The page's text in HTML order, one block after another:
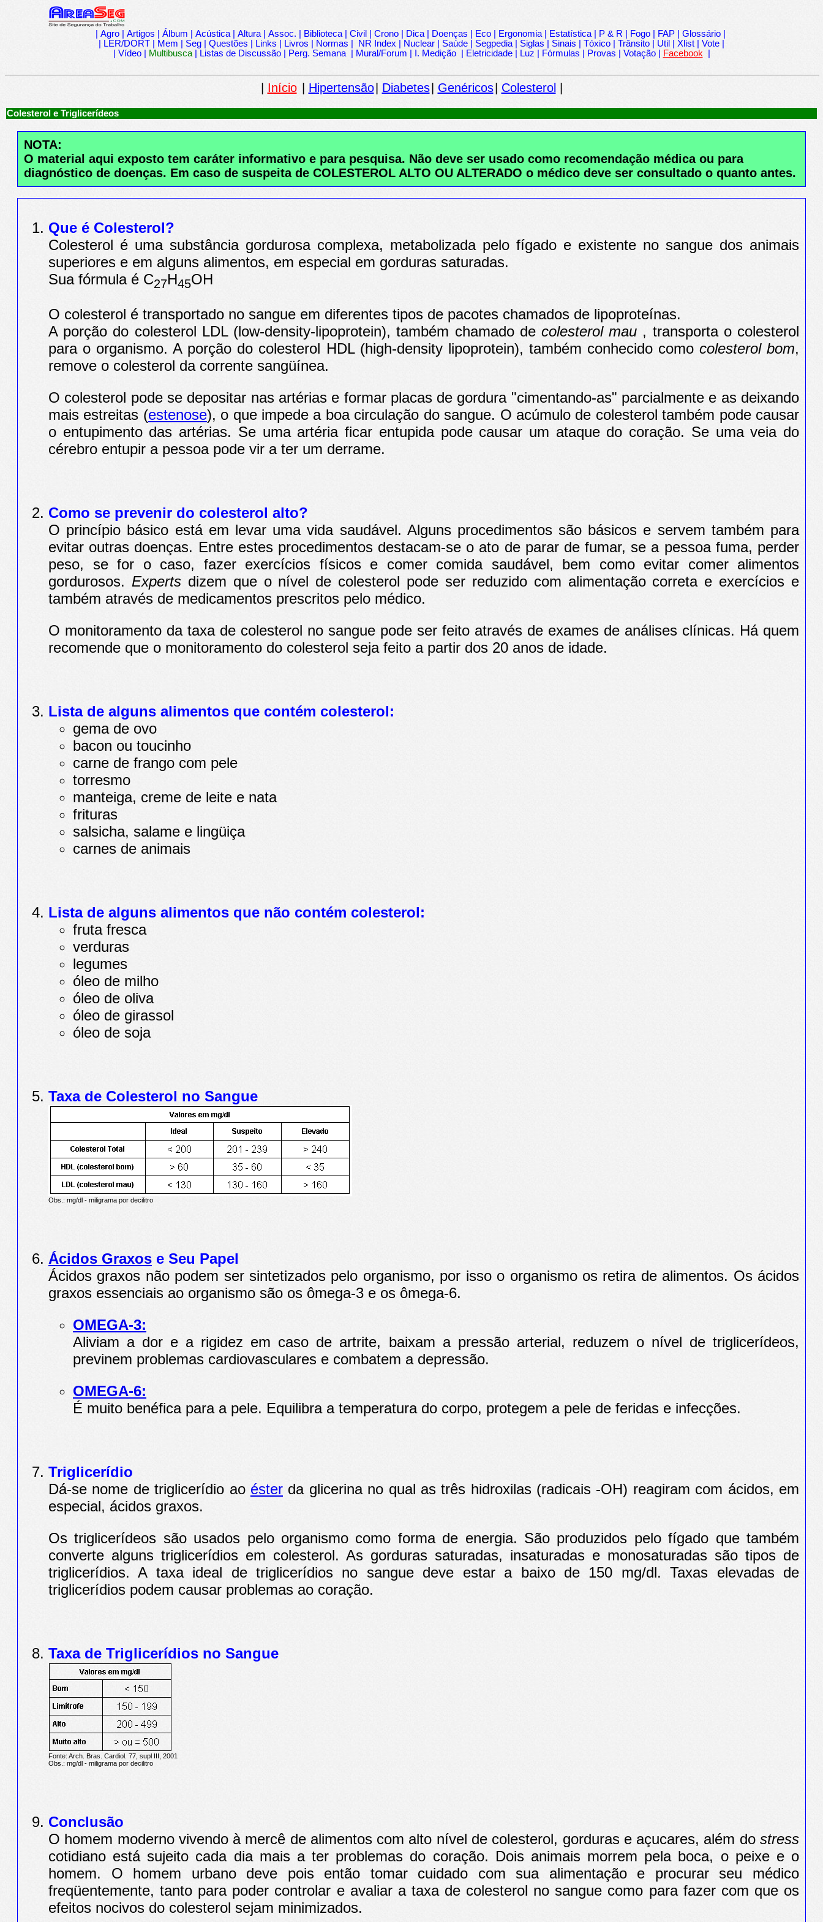
Agro| Artigos Álbum Acústica| Altura| Assoc. Biblioteca| Civil Crono| Dica| Doenças Eco| Ergonomia| Estatística| P & R Fogo| FAP| Glossário|
LER/DORT Mem Seg Questões Links Livros Normas NR Index Nuclear Saúde Segpedia Siglas Sinais Tóxico Trânsito Util Xlist Vote
Vídeo| Multibusca| Listas de Discussão| Perg. Semana Mural/Forum I. Medição| Eletricidade| Luz Fórmulas Provas Votação| Facebook
Início Hipertensão Diabetes Genéricos Colesterol
Colesterol e Triglicerídeos
NOTA:
O material aqui exposto tem caráter informativo e para pesquisa. Não deve ser usado como recomendação médica ou para
diagnóstico de doenças. Em caso de suspeita de COLESTEROL ALTO OU ALTERADO o médico deve ser consultado o quanto antes.
Que é Colesterol?
Colesterol é uma substância gordurosa complexa, metabolizada pelo fígado e existente no sangue dos animais
superiores e em alguns alimentos, em especial em gorduras saturadas.
Sua fórmula é C27H45OH
O colesterol é transportado no sangue em diferentes tipos de pacotes chamados de lipoproteínas.
A porção do colesterol LDL (low-density-lipoprotein), também chamado de colesterol mau , transporta o colesterol
para o organismo. A porção do colesterol HDL (high-density lipoprotein), também conhecido como colesterol bom,
remove o colesterol da corrente sangüínea.
O colesterol pode se depositar nas artérias e formar placas de gordura "cimentando-as" parcialmente e as deixando
mais estreitas (estenose), o que impede a boa circulação do sangue. O acúmulo de colesterol também pode causar
o entupimento das artérias. Se uma artéria ficar entupida pode causar um ataque do coração. Se uma veia do
cérebro entupir a pessoa pode vir a ter um derrame.
Como se prevenir do colesterol alto?
O princípio básico está em levar uma vida saudável. Alguns procedimentos são básicos e servem também para
evitar outras doenças. Entre estes procedimentos destacam-se o ato de parar de fumar, se a pessoa fuma, perder
peso, se for o caso, fazer exercícios físicos e comer comida saudável, bem como evitar comer alimentos
gordurosos. Expertsdizem que o nível de colesterol pode ser reduzido com alimentação correta e exercícios e
também através de medicamentos prescritos pelo médico.
O monitoramento da taxa de colesterol no sangue pode ser feito através de exames de análises clínicas. Há quem
recomende que o monitoramento do colesterol seja feito a partir dos 20 anos de idade.
Lista de alguns alimentos que contém colesterol:
gema de ovo
bacon ou toucinho
carne de frango com pele
torresmo
manteiga, creme de leite e nata
frituras
salsicha, salame e lingüiça
carnes de animais
Lista de alguns alimentos que não contém colesterol:
fruta fresca
verduras
legumes
óleo de milho
óleo de oliva
óleo de girassol
óleo de soja
Taxa de Colesterol no Sangue
Obs.: mg/dl - miligrama por decilitro
Ácidos Graxos e Seu Papel
Ácidos graxos não podem ser sintetizados pelo organismo, por isso o organismo os retira de alimentos. Os ácidos
graxos essenciais ao organismo são os ômega-3 e os ômega-6.
OMEGA-3:
Aliviam a dor e a rigidez em caso de artrite, baixam a pressão arterial, reduzem o nível de triglicerídeos,
previnem problemas cardiovasculares e combatem a depressão.
OMEGA-6:
É muito benéfica para a pele. Equilibra a temperatura do corpo, protegem a pele de feridas e infecções.
Triglicerídio
Dá-se nome de triglicerídio ao ésterda glicerina no qual as três hidroxilas (radicais -OH) reagiram com ácidos, em
especial, ácidos graxos.
Os triglicerídeos são usados pelo organismo como forma de energia. São produzidos pelo fígado que também
converte alguns triglicerídios em colesterol. As gorduras saturadas, insaturadas e monosaturadas são tipos de
triglicerídios. A taxa ideal de triglicerídios no sangue deve estar a baixo de 150 mg/dl. Taxas elevadas de
triglicerídios podem causar problemas ao coração.
Taxa de Triglicerídios no Sangue
Fonte: Arch. Bras. Cardiol. 77, supl III, 2001
Obs.: mg/dl - miligrama por decilitro
Conclusão
O homem moderno vivendo à mercê de alimentos com alto nível de colesterol, gorduras e açucares, além do stress
cotidiano está sujeito cada dia mais a ter problemas do coração. Dois animais morrem pela boca, o peixe e o
homem. O homem urbano deve pois então tomar cuidado com sua alimentação e procurar seu médico
freqüentemente, tanto para poder controlar e avaliar a taxa de colesterol no sangue como para fazer com que os
efeitos nocivos do colesterol sejam minimizados.